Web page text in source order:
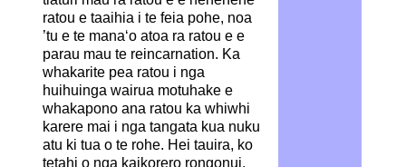
ratou e taaihia i te feia pohe, noa
’tu e te mana‘o atoa ra ratou e e
parau mau te reincarnation. Ka
whakarite pea ratou i nga
huihuinga wairua motuhake e
whakapono ana ratou ka whiwhi
karere mai i nga tangata kua nuku
atu ki tua o te rohe. Hei tauira, ko
tetahi o nga kaikorero rongonui,